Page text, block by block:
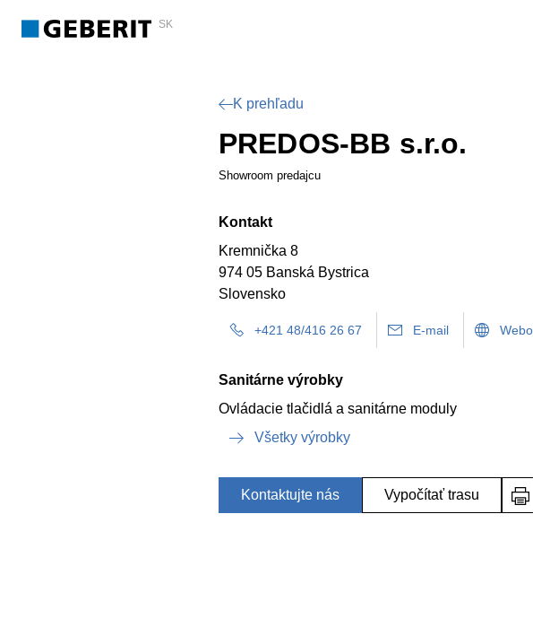
SK
K prehľadu
PREDOS-BB s.r.o.
Showroom predajcu
Kontakt
Kremnička 8
974 05 Banská Bystrica
Slovensko
+421 48/416 26 67 E-mail
Sanitárne výrobky
Ovládacie tlačidlá a sanitárne moduly
Všetky výrobky
Kontaktujte nás Vypočítať trasu